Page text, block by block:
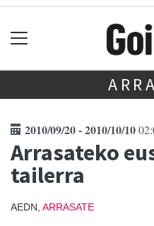
2010/09/20 - 2010/10/10
Arrasateko
tailerra
AEDN, ARRASATE